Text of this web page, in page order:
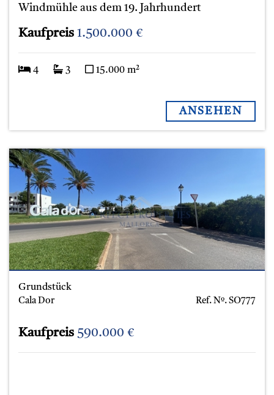
Windmühle aus dem 19. Jahrhundert
Kaufpreis 1.500.000 €
4 3 15.000 m²
ANSEHEN
Grundstück
Cala Dor Ref. Nº. SO777
Kaufpreis 590.000 €